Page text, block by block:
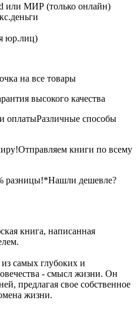
или МИР (только онлайн)
юр.лиц)
на все товары
высокого качества
оплатыРазличные способы
Отправляем книги по всему
разницы!*Нашли дешевле?
книга, написанная
самых глубоких и
- смысл жизни. Он
предлагая свое собственное
жизни.